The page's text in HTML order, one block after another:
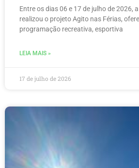
Entre os dias 06 e 17 de julho de 2026,
realizou o projeto Agito nas Férias,
programação recreativa, esportiva
LEIA MAIS »
17 de julho de 2026